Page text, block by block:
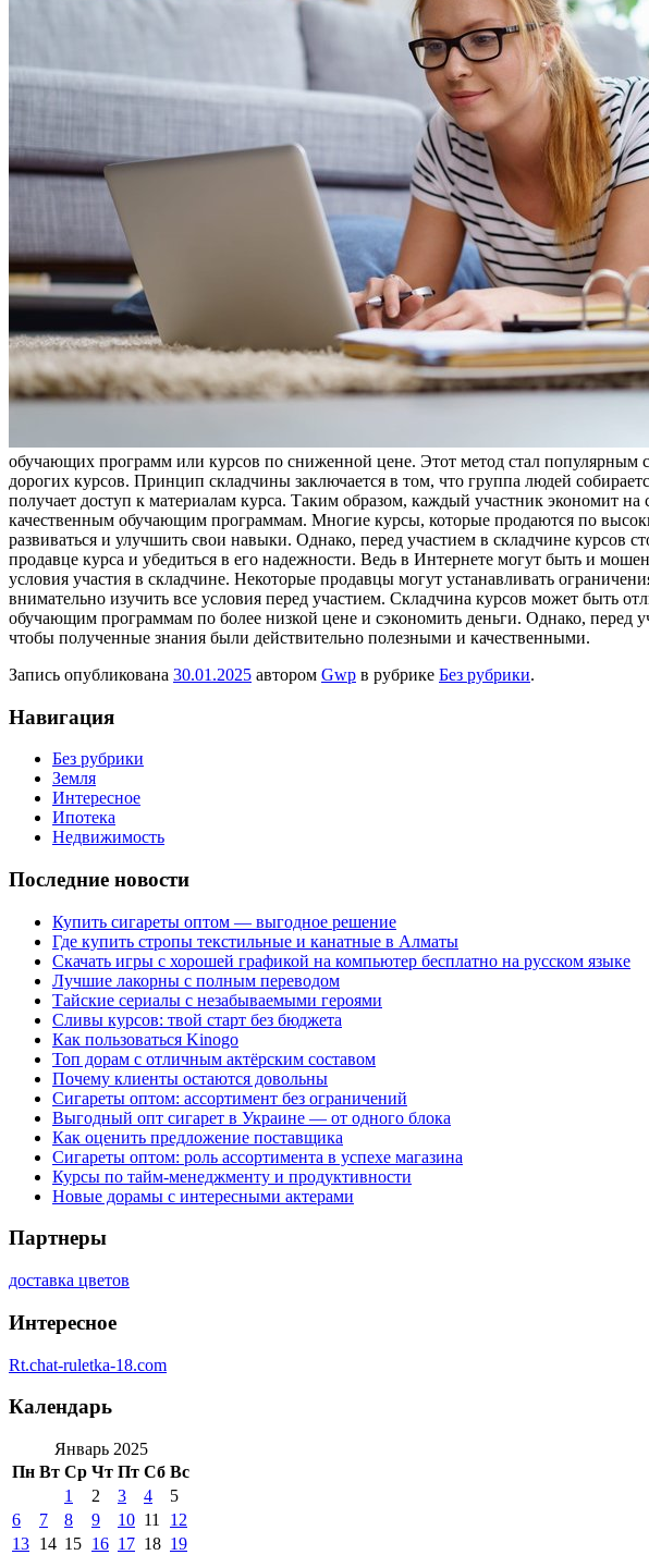
обучающих программ или курсов по сниженной цене. Этот метод стал популярным
дорогих курсов. Принцип складчины заключается в том, что группа людей
получает доступ к материалам курса. Таким образом, каждый участник экономит
качественным обучающим программам. Многие курсы, которые продаются по
развиваться и улучшить свои навыки. Однако, перед участием в складчине
продавце курса и убедиться в его надежности. Ведь в Интернете могут быть и
условия участия в складчине. Некоторые продавцы могут устанавливать
внимательно изучить все условия перед участием. Складчина курсов может быть
обучающим программам по более низкой цене и сэкономить деньги. Однако, перед
чтобы полученные знания были действительно полезными и качественными.
Запись опубликована 30.01.2025 автором Gwp в рубрике Без рубрики.
Навигация
Без рубрики
Земля
Интересное
Ипотека
Недвижимость
Последние новости
Купить сигареты оптом — выгодное решение
Где купить стропы текстильные и канатные в Алматы
Скачать игры с хорошей графикой на компьютер бесплатно на русском языке
Лучшие лакорны с полным переводом
Тайские сериалы с незабываемыми героями
Сливы курсов: твой старт без бюджета
Как пользоваться Kinogo
Топ дорам с отличным актёрским составом
Почему клиенты остаются довольны
Сигареты оптом: ассортимент без ограничений
Выгодный опт сигарет в Украине — от одного блока
Как оценить предложение поставщика
Сигареты оптом: роль ассортимента в успехе магазина
Курсы по тайм-менеджменту и продуктивности
Новые дорамы с интересными актерами
Партнеры
доставка цветов
Интересное
Rt.chat-ruletka-18.com
Календарь
Январь 2025
Пн Вт Ср Чт Пт Сб Вс
1
2 3 4
5
6
7 8 9 10 11
12
13 14 15 16 17 18 19